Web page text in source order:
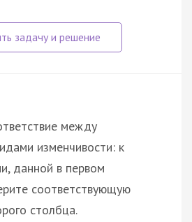
между
изменчивости: к
данной в первом
соответствующую
столбца.